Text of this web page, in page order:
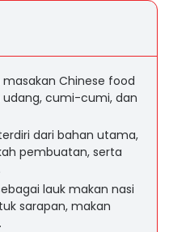
Chinese food
cumi-cumi, dan
dari bahan utama,
pembuatan, serta
lauk makan nasi
sarapan, makan